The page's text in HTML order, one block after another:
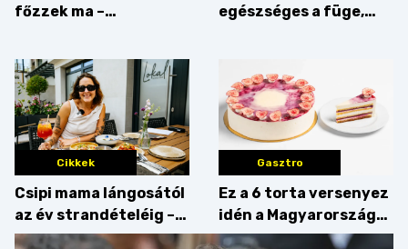
főzzek ma –
egészséges a füge,
Cikkek
Csipi mama lángosától
az év strandételéig –
idén is felzabáltuk a
Gasztro
Ez a 6 torta versenyez
idén a Magyarország
tortája címért